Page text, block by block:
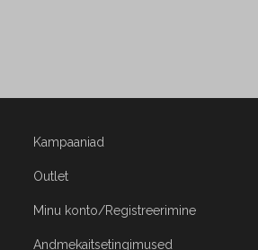
Kampaaniad
Outlet
Minu konto/Registreerimine
Andmekaitsetingimused